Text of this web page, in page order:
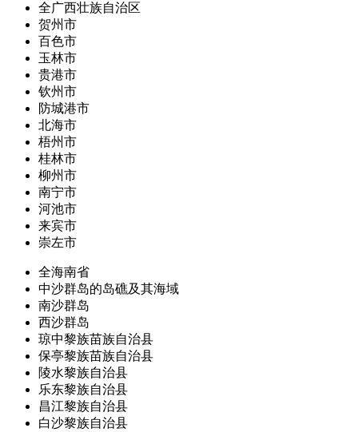
全广西壮族自治区
贺州市
百色市
玉林市
贵港市
钦州市
防城港市
北海市
梧州市
桂林市
柳州市
南宁市
河池市
来宾市
崇左市
全海南省
中沙群岛的岛礁及其海域
南沙群岛
西沙群岛
琼中黎族苗族自治县
保亭黎族苗族自治县
陵水黎族自治县
乐东黎族自治县
昌江黎族自治县
白沙黎族自治县